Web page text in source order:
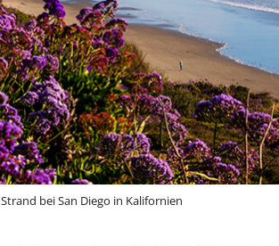
Strand bei San Diego in Kalifornien